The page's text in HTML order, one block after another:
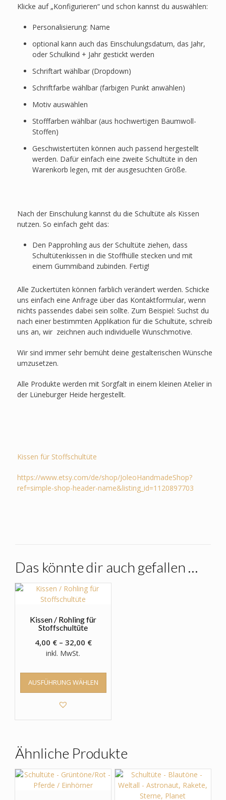
Klicke auf „Konfigurieren“ und schon kannst du auswählen:
Personalisierung: Name
optional kann auch das Einschulungsdatum, das Jahr,
oder Schulkind + Jahr gestickt werden
Schriftart wählbar (Dropdown)
Schriftfarbe wählbar (farbigen Punkt anwählen)
Motiv auswählen
Stofffarben wählbar (aus hochwertigen Baumwoll-
Stoffen)
Geschwistertüten können auch passend hergestellt
werden. Dafür einfach eine zweite Schultüte in den
Warenkorb legen, mit der ausgesuchten Größe.
Nach der Einschulung kannst du die Schultüte als Kissen
nutzen. So einfach geht das:
Den Papprohling aus der Schultüte ziehen, dass
Schultütenkissen in die Stoffhülle stecken und mit
einem Gummiband zubinden. Fertig!
Alle Zuckertüten können farblich verändert werden. Schicke
uns einfach eine Anfrage über das Kontaktformular, wenn
nichts passendes dabei sein sollte. Zum Beispiel: Suchst du
nach einer bestimmten Applikation für die Schultüte, schreib
uns an, wir zeichnen auch individuelle Wunschmotive.
Wir sind immer sehr bemüht deine gestalterischen Wünsche
umzusetzen.
Alle Produkte werden mit Sorgfalt in einem kleinen Atelier in
der Lüneburger Heide hergestellt.
Kissen für Stoffschultüte
https://www.etsy.com/de/shop/JoleoHandmadeShop?
ref=simple-shop-header-name&listing_id=1120897703
Das könnte dir auch gefallen …
Kissen / Rohling für
Stoffschultüte
4,00 €– 32,00 €
inkl. MwSt.
AUSFÜHRUNG WÄHLEN
Dieses
weist
Optionen
können
auf
der
Produktseite
Ähnliche Produkte